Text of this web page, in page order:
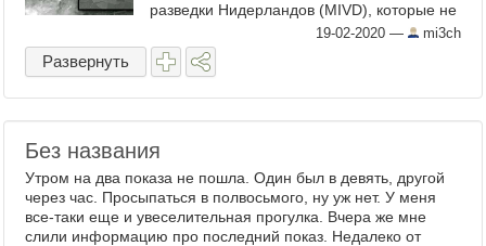
разведки Нидерландов (MIVD), которые не
укладываются в упомянутые в посте
факты. ...
19-02-2020 — mi3ch
Развернуть
Без названия
Утром на два показа не пошла. Один был в девять, другой
через час. Просыпаться в полвосьмого, ну уж нет. У меня
все-таки еще и увеселительная прогулка. Вчера же мне
слили информацию про последний показ. Недалеко от